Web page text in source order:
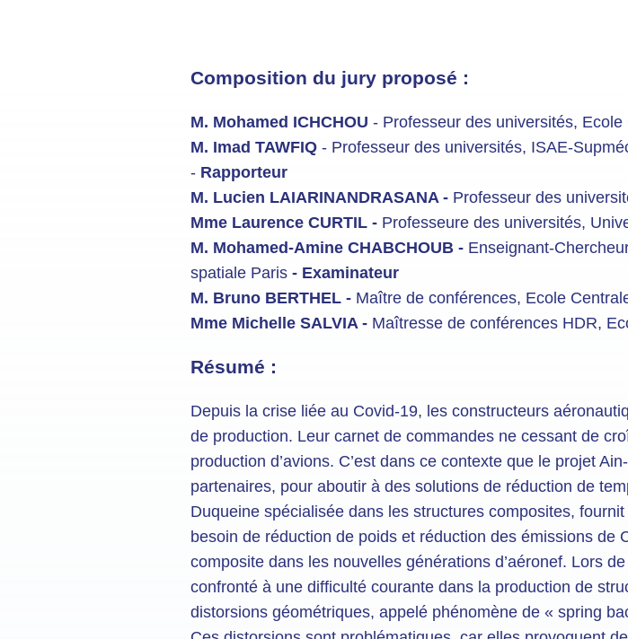
Composition du jury proposé :
M. Mohamed ICHCHOU - Professeur des universités,
M. Imad TAWFIQ - Professeur des universités, ISAE-
- Rapporteur
M. Lucien LAIARINANDRASANA - Professeur des
Mme Laurence CURTIL - Professeure des universités,
M. Mohamed-Amine CHABCHOUB - Enseignant-
spatiale Paris - Examinateur
M. Bruno BERTHEL - Maître de conférences, Ecole
Mme Michelle SALVIA - Maîtresse de conférences HDR,
Résumé :
Depuis la crise liée au Covid-19, les constructeurs
de production. Leur carnet de commandes ne cessant de
production d’avions. C’est dans ce contexte que le projet
partenaires, pour aboutir à des solutions de réduction de
Duqueine spécialisée dans les structures composites,
besoin de réduction de poids et réduction des émissions de
composite dans les nouvelles générations d’aéronef. Lors
confronté à une difficulté courante dans la production de
distorsions géométriques, appelé phénomène de « spring